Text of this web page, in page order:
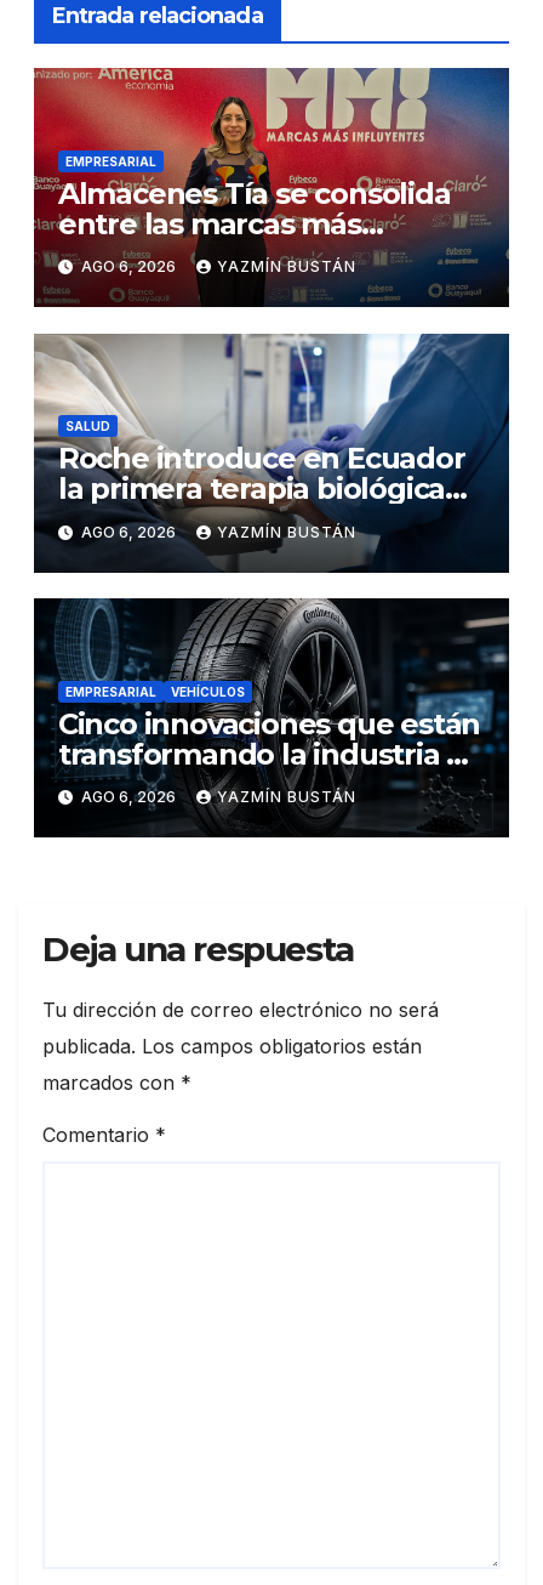
Entrada relacionada
EMPRESARIAL
Almacenes Tía se consolida
entre las marcas más
influyentes del Ecuador
AGO 6, 2026 YAZMÍN BUSTÁN
SALUD
Roche introduce en Ecuador
la primera terapia biológica
de precisión capaz de
detener el daño renal por
nefritis lúpica
AGO 6, 2026 YAZMÍN BUSTÁN
EMPRESARIAL VEHÍCULOS
Cinco innovaciones que están
transformando la industria de
los neumáticos y redefinen el
futuro de la movilidad
AGO 6, 2026 YAZMÍN BUSTÁN
Deja una respuesta
Tu dirección de correo electrónico no será
publicada. Los campos obligatorios están
marcados con *
Comentario *